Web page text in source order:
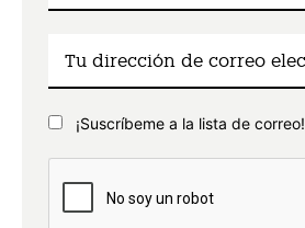
¡Suscríbeme a la lista de correo!